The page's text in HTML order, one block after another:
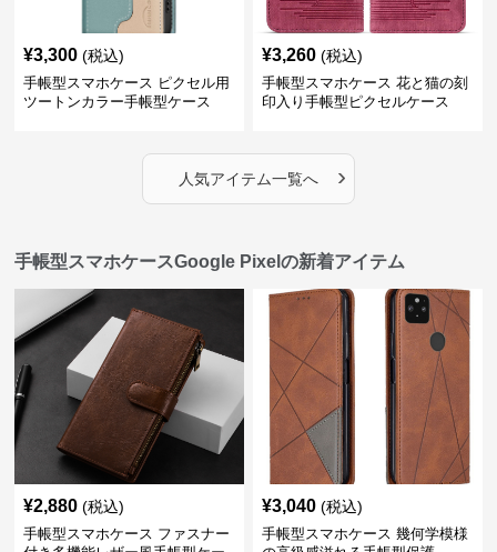
¥3,300 (税込)
手帳型スマホケース ピクセル用
ツートンカラー手帳型ケース
¥3,260 (税込)
手帳型スマホケース 花と猫の刻
印入り手帳型ピクセルケース
人気アイテム一覧へ ›
手帳型スマホケースGoogle Pixelの新着アイテム
¥2,880 (税込)
手帳型スマホケース ファスナー
¥3,040 (税込)
手帳型スマホケース 幾何学模様